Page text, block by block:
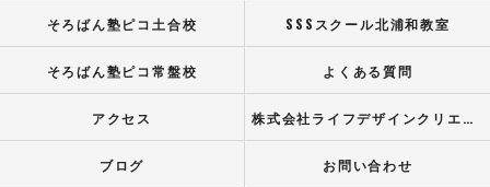
そろばん塾ピコ土合校 SSSスクール北浦和教室
そろばん塾ピコ常盤校 よくある質問
アクセス 株式会社ライフデザインクリエイト
ブログ お問い合わせ